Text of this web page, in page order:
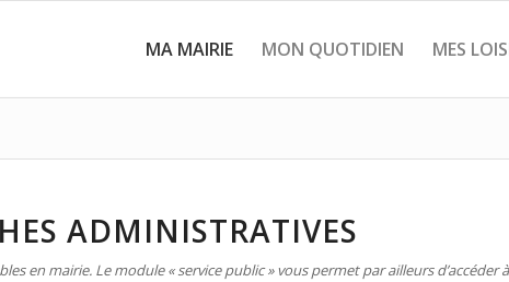
MA MAIRIE MON QUOTIDIEN MES
ADMINISTRATIVES
en mairie. Le module « service public » vous permet par ailleurs d’accéder